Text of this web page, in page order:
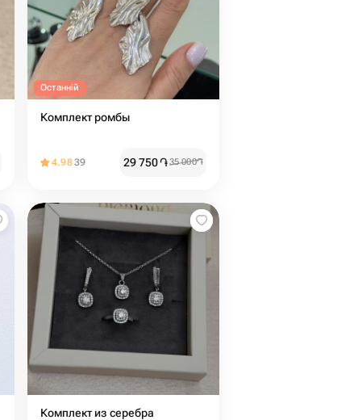
Останній
Комплект ромбы
4.9839 29 750֏35 000֏
Комплект из серебра